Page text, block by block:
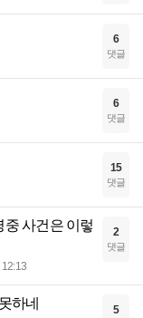
6
댓글
6
댓글
15
댓글
사건은 이렇
12:13
2
댓글
하네 5